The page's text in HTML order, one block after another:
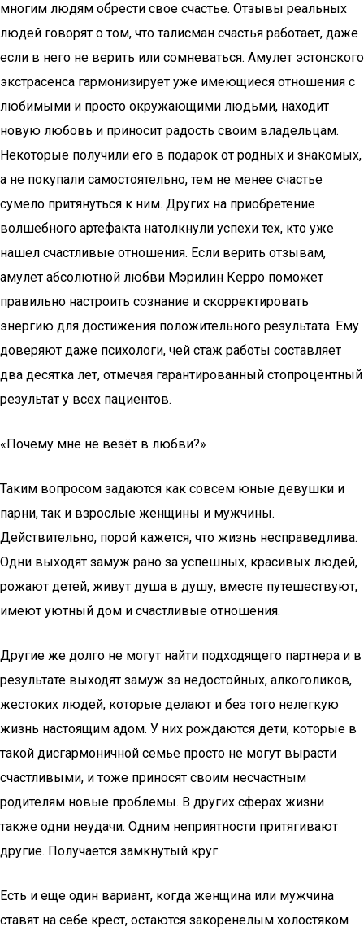
многим людям обрести свое счастье. Отзывы реальных
людей говорят о том, что талисман счастья работает, даже
если в него не верить или сомневаться. Амулет эстонского
экстрасенса гармонизирует уже имеющиеся отношения с
любимыми и просто окружающими людьми, находит
новую любовь и приносит радость своим владельцам.
Некоторые получили его в подарок от родных и знакомых,
а не покупали самостоятельно, тем не менее счастье
сумело притянуться к ним. Других на приобретение
волшебного артефакта натолкнули успехи тех, кто уже
нашел счастливые отношения. Если верить отзывам,
амулет абсолютной любви Мэрилин Керро поможет
правильно настроить сознание и скорректировать
энергию для достижения положительного результата. Ему
доверяют даже психологи, чей стаж работы составляет
два десятка лет, отмечая гарантированный стопроцентный
результат у всех пациентов.
«Почему мне не везёт в любви?»
Таким вопросом задаются как совсем юные девушки и
парни, так и взрослые женщины и мужчины.
Действительно, порой кажется, что жизнь несправедлива.
Одни выходят замуж рано за успешных, красивых людей,
рожают детей, живут душа в душу, вместе путешествуют,
имеют уютный дом и счастливые отношения.
Другие же долго не могут найти подходящего партнера и в
результате выходят замуж за недостойных, алкоголиков,
жестоких людей, которые делают и без того нелегкую
жизнь настоящим адом. У них рождаются дети, которые в
такой дисгармоничной семье просто не могут вырасти
счастливыми, и тоже приносят своим несчастным
родителям новые проблемы. В других сферах жизни
также одни неудачи. Одним неприятности притягивают
другие. Получается замкнутый круг.
Есть и еще один вариант, когда женщина или мужчина
ставят на себе крест, остаются закоренелым холостяком